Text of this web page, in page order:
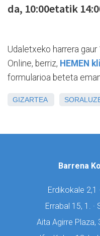
da, 10:00etatik
Udaletxeko harrera
Online, berriz, HEMEN
formularioa beteta
GIZARTEA
Barrena
Erdikokale 2,1
Errabal 15, 1. ·
Aita Agirre Plaza,